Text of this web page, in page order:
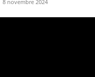
8 novembre 2024